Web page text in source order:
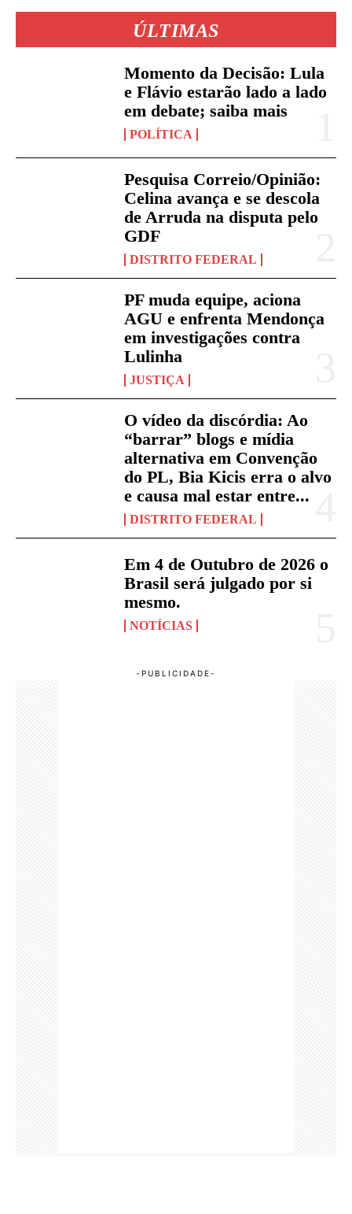
ÚLTIMAS
Momento da Decisão: Lula
e Flávio estarão lado a lado
em debate; saiba mais
POLÍTICA
Pesquisa Correio/Opinião:
Celina avança e se descola
de Arruda na disputa pelo
GDF
DISTRITO FEDERAL
PF muda equipe, aciona
AGU e enfrenta Mendonça
em investigações contra
Lulinha
JUSTIÇA
O vídeo da discórdia: Ao
“barrar” blogs e mídia
alternativa em Convenção
do PL, Bia Kicis erra o alvo
e causa mal estar entre...
DISTRITO FEDERAL
Em 4 de Outubro de 2026 o
Brasil será julgado por si
mesmo.
NOTÍCIAS